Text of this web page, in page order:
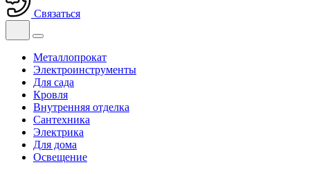
Связаться
Металлопрокат
Электроинструменты
Для сада
Кровля
Внутренняя отделка
Сантехника
Электрика
Для дома
Освещение